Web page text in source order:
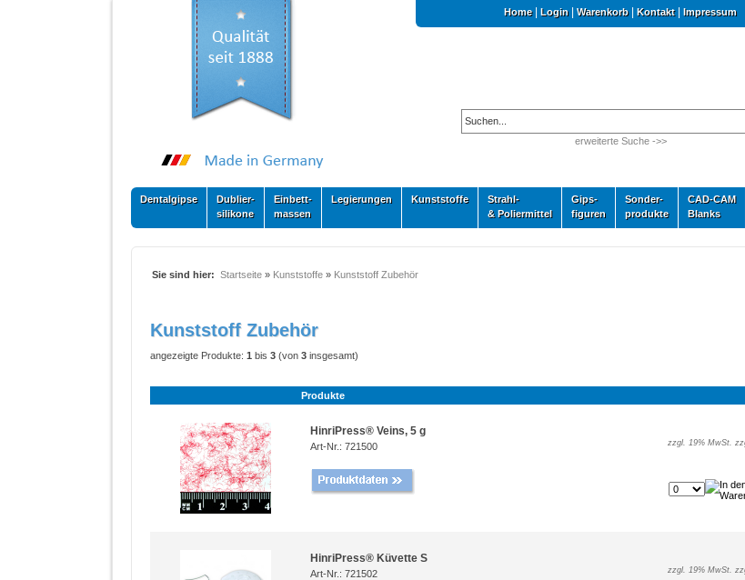
Home| Login Warenkorb| Kontakt| Impressum
erweiterte Suche ->>
Dentalgipse
Dublier-
silikone
Einbett-
massen
Legierungen Kunststoffe
Strahl-
& Poliermittel
Gips-
figuren
Sonder-
produkte
CAD-CAM
Blanks
Sie sind hier: Startseite » Kunststoffe » Kunststoff Zubehör
Kunststoff Zubehör
angezeigte Produkte: 1 bis 3 (von 3 insgesamt)
Produkte
HinriPress® Veins, 5 g
Art-Nr.: 721500 zzgl. 19% MwSt.
HinriPress® Küvette S
Art-Nr.: 721502 zzgl. 19% MwSt.